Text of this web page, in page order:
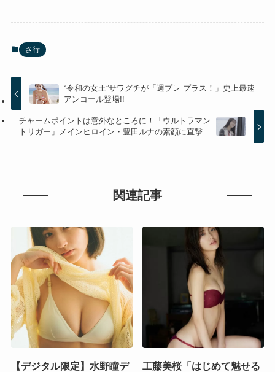
さ行
“令和の女王”サワグチが「週プレ プラス！」史上最速
アンコール登場!!
チャームポイントは意外なところに！「ウルトラマン
トリガー」メインヒロイン・豊田ルナの素顔に直撃
関連記事
【デジタル限定】水野瞳デ
工藤美桜「はじめて魅せる